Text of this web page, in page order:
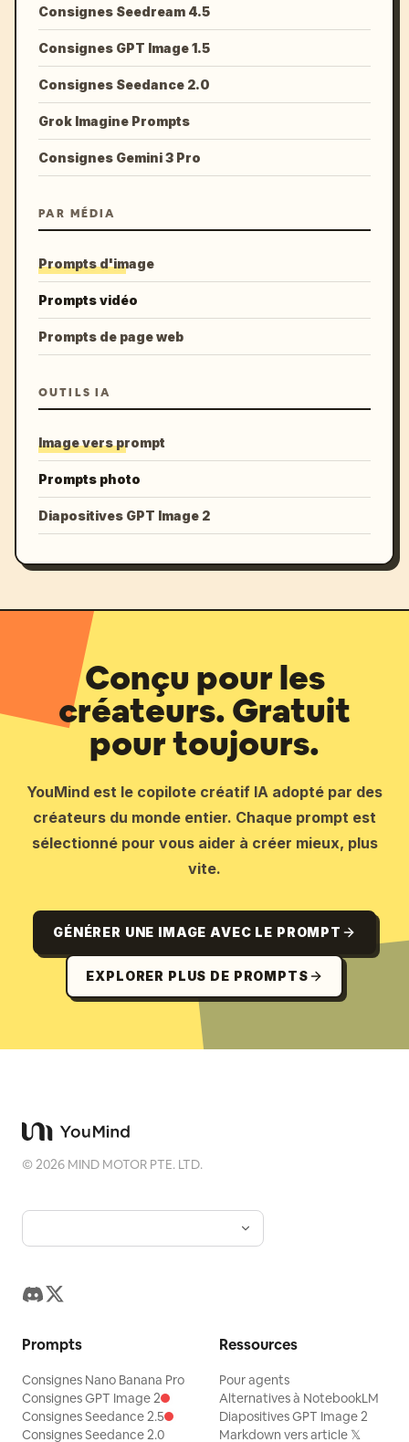
Consignes Seedream 4.5
Consignes GPT Image 1.5
Consignes Seedance 2.0
Grok Imagine Prompts
Consignes Gemini 3 Pro
PAR MÉDIA
Prompts d'image
Prompts vidéo
Prompts de page web
OUTILS IA
Image vers prompt
Prompts photo
Diapositives GPT Image 2
Conçu pour les
créateurs. Gratuit
pour toujours.
YouMind est le copilote créatif IA adopté par des
créateurs du monde entier. Chaque prompt est
sélectionné pour vous aider à créer mieux, plus
vite.
GÉNÉRER UNE IMAGE AVEC LE PROMPT
EXPLORER PLUS DE PROMPTS
©2026 MIND MOTOR PTE. LTD.
Prompts
Consignes Nano Banana Pro
Consignes GPT Image 2
Consignes Seedance 2.5
Consignes Seedance 2.0
Ressources
Pour agents
Alternatives à NotebookLM
Diapositives GPT Image 2
Markdown vers article 𝕏